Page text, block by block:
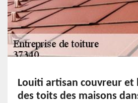
Louiti artisan couvreur et
des toits des maisons